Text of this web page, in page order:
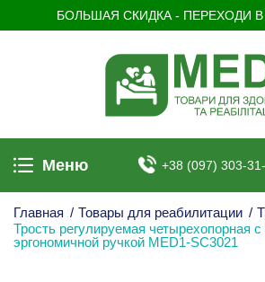
БОЛЬШАЯ СКИДКА - ПЕРЕХОДИ
Меню +38 (097) 303-
Главная / Товары для реабилитации /
Трость регулируемая четырехопорная
эргономичной ручкой MED1-SC3021